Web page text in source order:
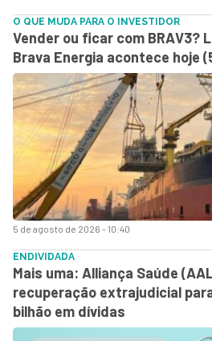
5 de agosto de 2026 - 10:40
O QUE MUDA PARA O INVESTIDOR
Vender ou ficar com BRAV3?
Brava Energia acontece hoje
ENDIVIDADA
Mais uma: Alliança Saúde
recuperação extrajudicial
bilhão em dívidas